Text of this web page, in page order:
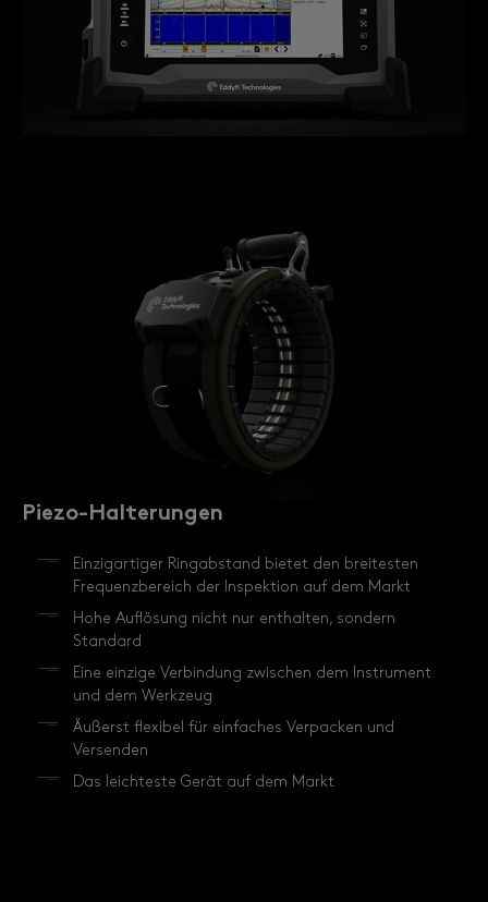
Piezo-Halterungen
Einzigartiger Ringabstand bietet den breitesten
Frequenzbereich der Inspektion auf dem Markt
Hohe Auflösung nicht nur enthalten, sondern
Standard
Eine einzige Verbindung zwischen dem Instrument
und dem Werkzeug
Äußerst flexibel für einfaches Verpacken und
Versenden
Das leichteste Gerät auf dem Markt